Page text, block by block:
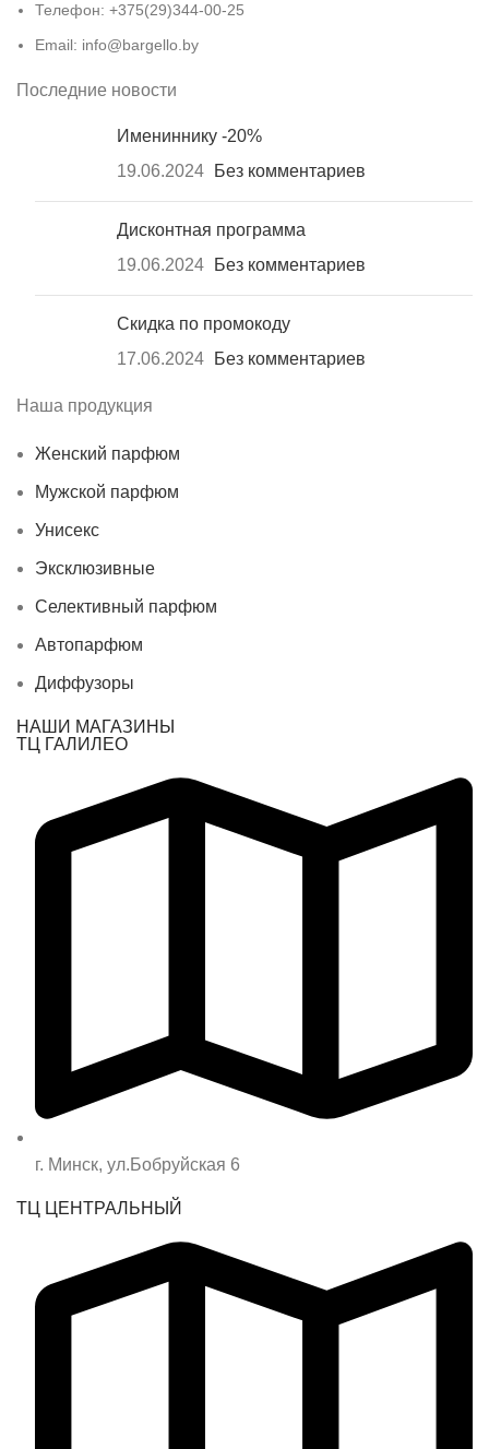
Телефон: +375(29)344-00-25
Email: info@bargello.by
Последние новости
Имениннику -20%
19.06.2024
Без комментариев
Дисконтная программа
19.06.2024
Без комментариев
Скидка по промокоду
17.06.2024
Без комментариев
Наша продукция
Женский парфюм
Мужской парфюм
Унисекс
Эксклюзивные
Селективный парфюм
Автопарфюм
Диффузоры
НАШИ МАГАЗИНЫ
ТЦ ГАЛИЛЕО
г. Минск, ул.Бобруйская 6
ТЦ ЦЕНТРАЛЬНЫЙ